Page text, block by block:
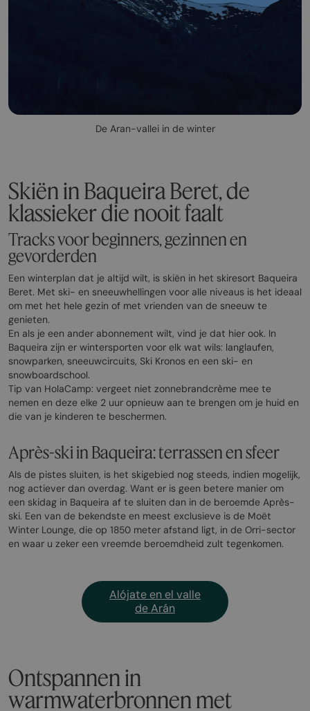
De Aran-vallei in de winter
Skiën in Baqueira Beret, de
klassieker die nooit faalt
Tracks voor beginners, gezinnen en
gevorderden
Een winterplan dat je altijd wilt, is skiën in het skiresort Baqueira
Beret. Met ski- en sneeuwhellingen voor alle niveaus is het ideaal
om met het hele gezin of met vrienden van de sneeuw te
genieten.
En als je een ander abonnement wilt, vind je dat hier ook. In
Baqueira zijn er wintersporten voor elk wat wils: langlaufen,
snowparken, sneeuwcircuits, Ski Kronos en een ski- en
snowboardschool.
Tip van HolaCamp: vergeet niet zonnebrandcrème mee te
nemen en deze elke 2 uur opnieuw aan te brengen om je huid en
die van je kinderen te beschermen.
Après-ski in Baqueira: terrassen en sfeer
Als de pistes sluiten, is het skigebied nog steeds, indien mogelijk,
nog actiever dan overdag. Want er is geen betere manier om
een skidag in Baqueira af te sluiten dan in de beroemde Après-
ski. Een van de bekendste en meest exclusieve is de Moët
Winter Lounge, die op 1850 meter afstand ligt, in de Orri-sector
en waar u zeker een vreemde beroemdheid zult tegenkomen.
Alójate en el valle
de Arán
Ontspannen in
warmwaterbronnen met